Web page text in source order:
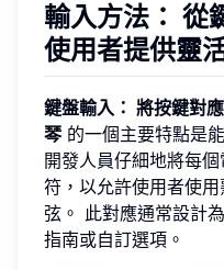
輸入方法： 從
使用者提供靈
鍵盤輸入： 將按鍵對
琴的一個主要特點是
開發人員仔細地將每
符，以允許使用者使
弦。 此對應通常設計
指南或自訂選項。